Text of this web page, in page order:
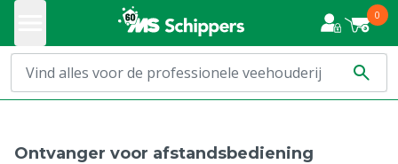
0
Ontvanger voor afstandsbediening